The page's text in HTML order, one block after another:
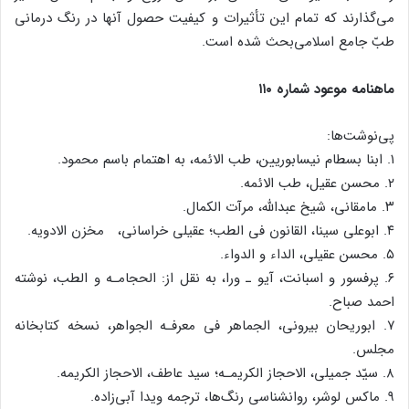
می‌گذارند که تمام این تأثیرات و کیفیت حصول آنها در رنگ درمانی
طبّ جامع اسلامی‌بحث شده است.
ماهنامه موعود شماره ۱۱۰
پی‌نوشت‌ها:
۱. ابنا بسطام نیسابوریین، طب الائمه، به اهتمام باسم محمود.
۲. محسن عقیل، طب الائمه.
۳. مامقانی، شیخ عبدالله، مرآت الکمال.
۴. ابوعلی سینا، القانون فی الطب؛ عقیلی خراسانی، مخزن الادویه.
۵. محسن عقیلی، الداء و الدواء.
۶. پرفسور و اسبانت، آیو ـ ورا، به نقل از: الحجامـه و الطب، نوشته
احمد صباح.
۷. ابوریحان بیرونی، الجماهر فی معرفـه الجواهر، نسخه کتابخانه
مجلس.
۸. سیّد جمیلی، الاحجاز الکریمـه؛ سید عاطف، الاحجاز الکریمه.
۹. ماکس لوشر، روانشناسی رنگ‌ها، ترجمه ویدا آبی‌زاده.